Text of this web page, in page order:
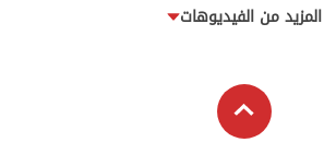
المزيد من الفيديوهات